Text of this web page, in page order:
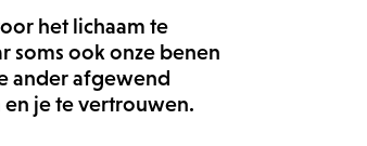
het lichaam te
soms ook onze benen
ander afgewend
je te vertrouwen.